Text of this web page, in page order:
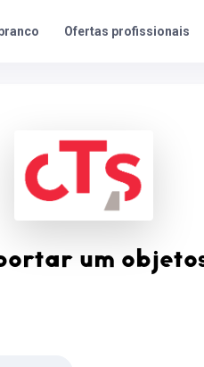
Ofertas profissionais
um